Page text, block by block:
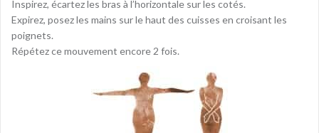
Inspirez, écartez les bras à l’horizontale sur les cotés.
Expirez, posez les mains sur le haut des cuisses en croisant les
poignets.
Répétez ce mouvement encore 2 fois.